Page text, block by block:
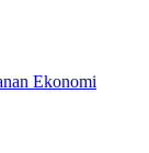
Ekonomi